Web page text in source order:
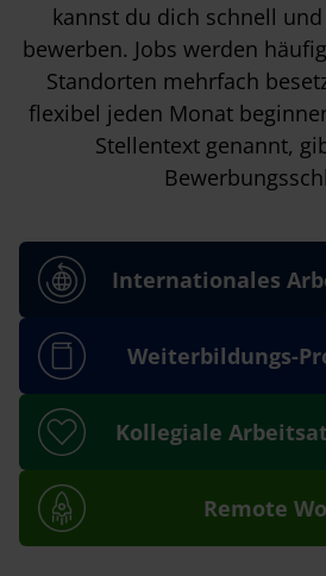
kannst du dich schnell
bewerben. Jobs werden
Standorten mehrfach
flexibel jeden Monat
Stellentext genannt,
Internationales
Weiterbildungs-
Kollegiale
Remote